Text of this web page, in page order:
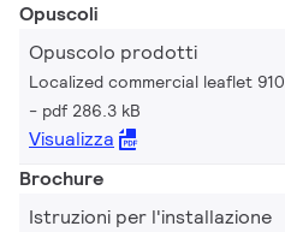
Opuscoli
Opuscolo prodotti
Localized commercial leaflet
pdf 286.3 kB
Visualizza
Brochure
Istruzioni per l'installazione